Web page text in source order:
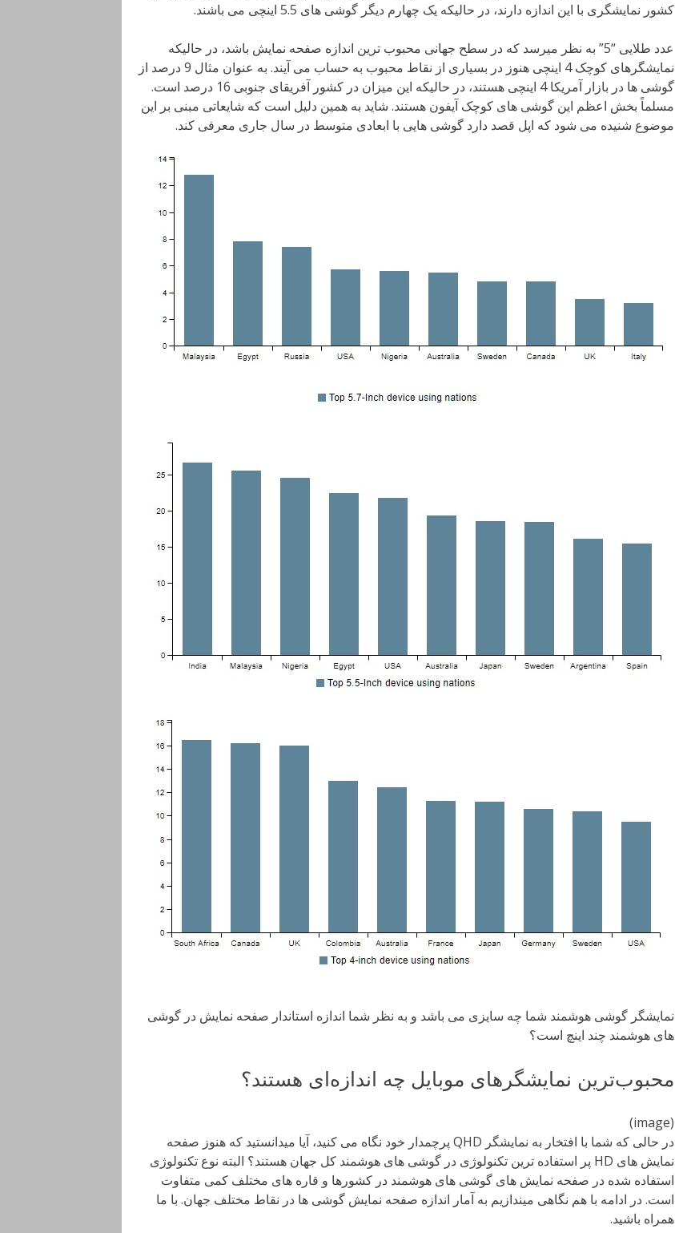
کشور نمایشگری با این اندازه دارند، در حالیکه یک چهارم دیگر گوشی های 5.5 اینچی می باشند.
عدد طلایی “5” به نظر میرسد که در سطح جهانی محبوب ترین اندازه صفحه نمایش باشد، در حالیکه
نمایشگرهای کوچک 4 اینچی هنوز در بسیاری از نقاط محبوب به حساب می آیند. به عنوان مثال 9 درصد از
گوشی ها در بازار آمریکا 4 اینچی هستند، در حالیکه این میزان در کشور آفریقای جنوبی 16 درصد است.
مسلماً بخش اعظم این گوشی های کوچک آیفون هستند. شاید به همین دلیل است که شایعاتی مبنی بر این
موضوع شنیده می شود که اپل قصد دارد گوشی هایی با ابعادی متوسط در سال جاری معرفی کند.
نمایشگر گوشی هوشمند شما چه سایزی می باشد و به نظر شما اندازه استاندار صفحه نمایش در گوشی
های هوشمند چند اینچ است؟
محبوب‌ترین نمایشگرهای موبایل چه اندازه‌ای هستند؟
(image)
در حالی که شما با افتخار به نمایشگر QHD پرچمدار خود نگاه می کنید، آیا میدانستید که هنوز صفحه
نمایش های HD پر استفاده ترین تکنولوژی در گوشی های هوشمند کل جهان هستند؟ البته نوع تکنولوژی
استفاده شده در صفحه نمایش های گوشی های هوشمند در کشورها و قاره های مختلف کمی متفاوت
است. در ادامه با هم نگاهی میندازیم به آمار اندازه صفحه نمایش گوشی ها در نقاط مختلف جهان. با ما
همراه باشید.